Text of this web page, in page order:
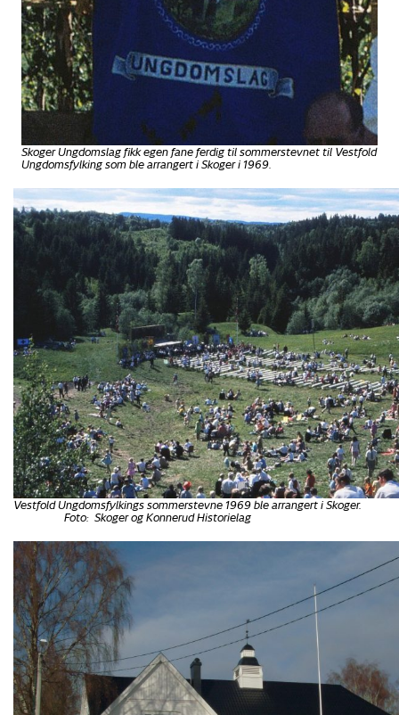
Skoger Ungdomslag fikk egen fane ferdig til sommerstevnet til Vestfold
Ungdomsfylking som ble arrangert i Skoger i 1969.
Vestfold Ungdomsfylkings sommerstevne 1969 ble
Foto: Skoger og Konnerud Historielag